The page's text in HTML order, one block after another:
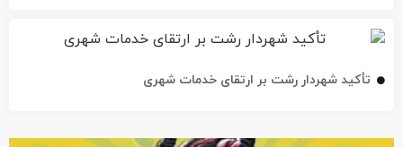
تأکید شهردار رشت بر ارتقای خدمات شهری